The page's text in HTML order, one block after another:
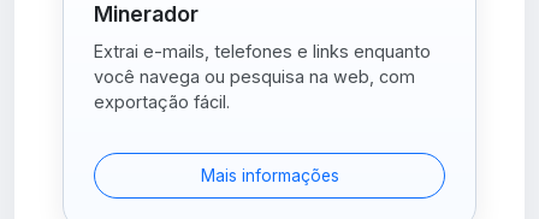
Minerador
Extrai e-mails, telefones e links enquanto
você navega ou pesquisa na web, com
exportação fácil.
Mais informações